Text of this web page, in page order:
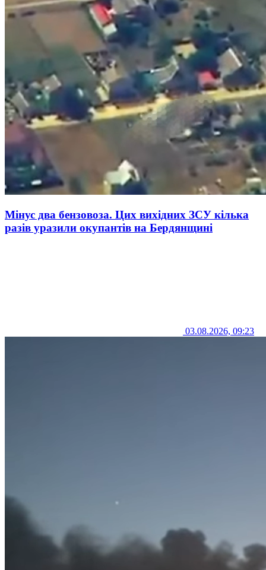
Мінус два бензовоза. Цих вихідних ЗСУ кілька
разів уразили окупантів на Бердянщині
03.08.2026, 09:23